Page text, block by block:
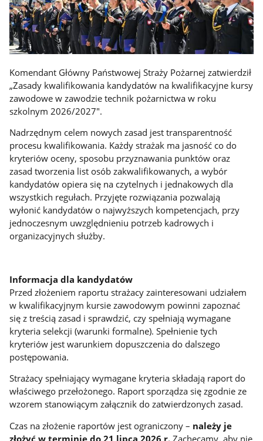
Komendant Główny Państwowej Straży Pożarnej zatwierdził
„Zasady kwalifikowania kandydatów na kwalifikacyjne kursy
zawodowe w zawodzie technik pożarnictwa w roku
szkolnym 2026/2027".
Nadrzędnym celem nowych zasad jest transparentność
procesu kwalifikowania. Każdy strażak ma jasność co do
kryteriów oceny, sposobu przyznawania punktów oraz
zasad tworzenia list osób zakwalifikowanych, a wybór
kandydatów opiera się na czytelnych i jednakowych dla
wszystkich regułach. Przyjęte rozwiązania pozwalają
wyłonić kandydatów o najwyższych kompetencjach, przy
jednoczesnym uwzględnieniu potrzeb kadrowych i
organizacyjnych służby.
Informacja dla kandydatów
Przed złożeniem raportu strażacy zainteresowani udziałem
w kwalifikacyjnym kursie zawodowym powinni zapoznać
się z treścią zasad i sprawdzić, czy spełniają wymagane
kryteria selekcji (warunki formalne). Spełnienie tych
kryteriów jest warunkiem dopuszczenia do dalszego
postępowania.
Strażacy spełniający wymagane kryteria składają raport do
właściwego przełożonego. Raport sporządza się zgodnie ze
wzorem stanowiącym załącznik do zatwierdzonych zasad.
Czas na złożenie raportów jest ograniczony – należy je
złożyć w terminie do 21 lipca 2026 r. Zachęcamy, aby nie